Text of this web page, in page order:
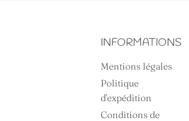
INFORMATIONS
Mentions légales
Politique
d'expédition
Conditions de